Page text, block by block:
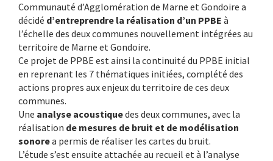
Communauté d’Agglomération de Marne et Gondoire a
décidé d’entreprendre la réalisation d’un PPBE à
l’échelle des deux communes nouvellement intégrées au
territoire de Marne et Gondoire.
Ce projet de PPBE est ainsi la continuité du PPBE initial
en reprenant les 7 thématiques initiées, complété des
actions propres aux enjeux du territoire de ces deux
communes.
Une analyse acoustiquedes deux communes, avec la
réalisation de mesures de bruit et de modélisation
sonorea permis de réaliser les cartes du bruit.
L’étude s’est ensuite attachée au recueil et à l’analyse